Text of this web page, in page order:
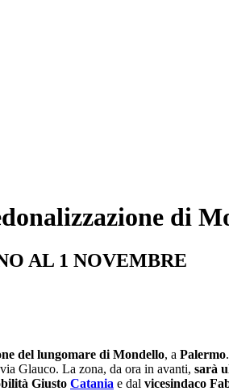
di
AL 1 NOVEMBRE
del lungomare di Mondello, a Palermo
Glauco. La zona, da ora in avanti, sarà
Giusto Catania e dal vicesindaco